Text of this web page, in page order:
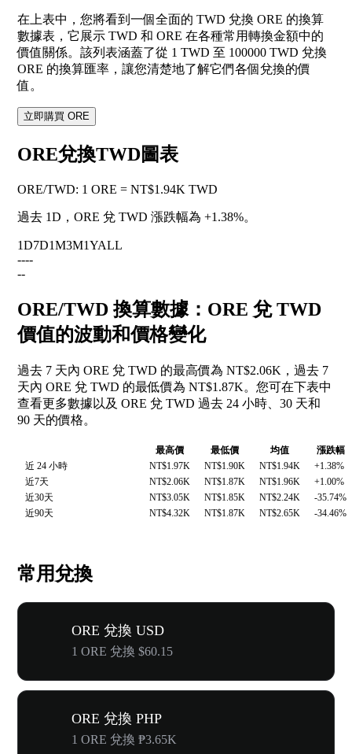
在上表中，您將看到一個全面的 TWD 兌換 ORE 的換算
數據表，它展示 TWD 和 ORE 在各種常用轉換金額中的
價值關係。該列表涵蓋了從 1 TWD 至 100000 TWD 兌換
ORE 的換算匯率，讓您清楚地了解它們各個兌換的價
值。
立即購買 ORE
ORE兌換TWD圖表
ORE/TWD: 1 ORE = NT$1.94K TWD
過去 1D，ORE 兌 TWD 漲跌幅為 +1.38%。
1D7D1M3M1YALL
----
--
ORE/TWD 換算數據：ORE 兌 TWD
價值的波動和價格變化
過去 7 天內 ORE 兌 TWD 的最高價為 NT$2.06K，過去 7
天內 ORE 兌 TWD 的最低價為 NT$1.87K。您可在下表中
查看更多數據以及 ORE 兌 TWD 過去 24 小時、30 天和
90 天的價格。
最高價 最低價 均值
漲跌幅
近 24 小時
NT$1.97K NT$1.90K NT$1.94K
+1.38%
近7天
NT$2.06K NT$1.87K NT$1.96K
+1.00%
近30天
NT$3.05K NT$1.85K NT$2.24K
-35.74%
近90天
NT$4.32K NT$1.87K NT$2.65K -34.46%
常用兌換
ORE 兌換 USD
1 ORE 兌換 $60.15
ORE 兌換 PHP
1 ORE 兌換 ₱3.65K